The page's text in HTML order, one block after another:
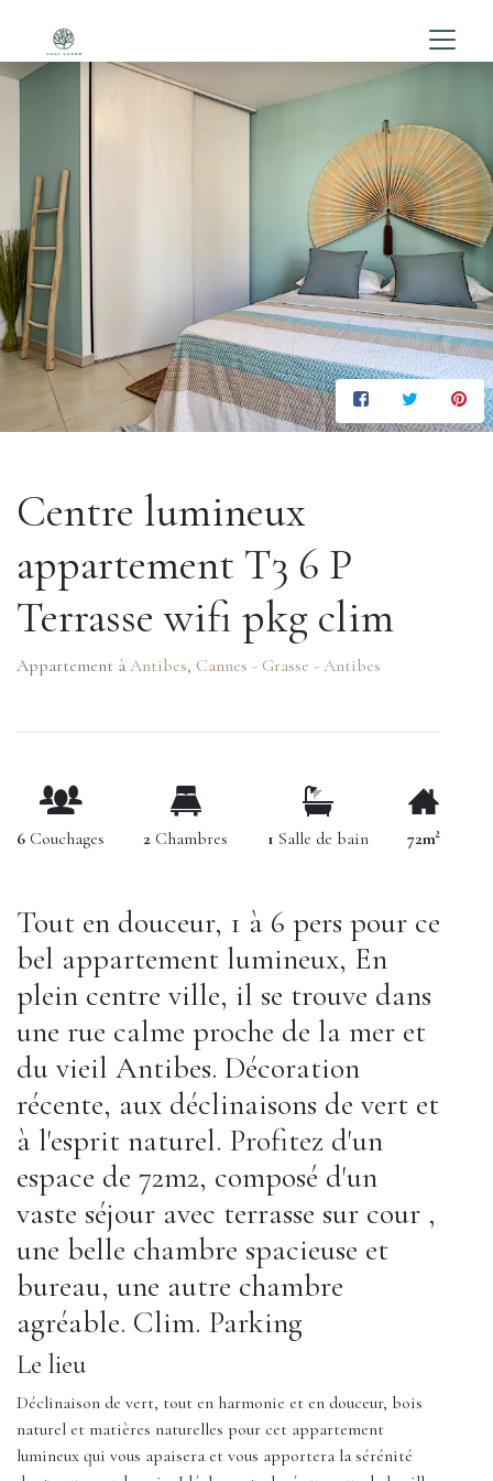
Centre lumineux
appartement T3 6 P
Terrasse wifi pkg clim
Appartement à Antibes, Cannes - Grasse - Antibes
6 Couchages 2 Chambres 1 Salle de bain 72m²
Tout en douceur, 1 à 6 pers pour ce
bel appartement lumineux, En
plein centre ville, il se trouve dans
une rue calme proche de la mer et
du vieil Antibes. Décoration
récente, aux déclinaisons de vert et
à l'esprit naturel. Profitez d'un
espace de 72m2, composé d'un
vaste séjour avec terrasse sur cour ,
une belle chambre spacieuse et
bureau, une autre chambre
agréable. Clim. Parking
Le lieu
Déclinaison de vert, tout en harmonie et en douceur, bois
naturel et matières naturelles pour cet appartement
lumineux qui vous apaisera et vous apportera la sérénité